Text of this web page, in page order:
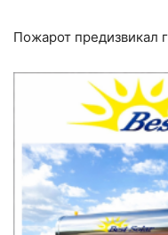
Пожарот предизвикал